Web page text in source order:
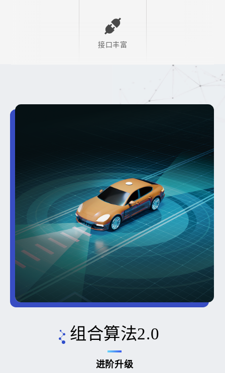
接口丰富
组合算法2.0
进阶升级